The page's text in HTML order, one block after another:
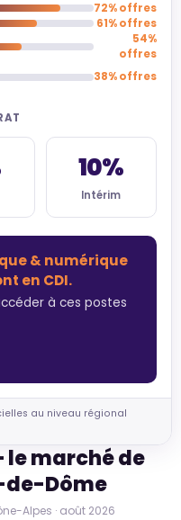
72% offres
61% offres
54%
offres
38% offres
10%
Intérim
& numérique
en CDI.
à ces postes
au niveau régional
le marché de
de-Dôme
Alpes · août 2026